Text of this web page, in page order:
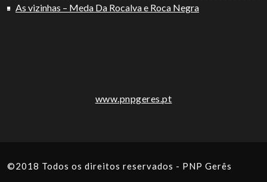
As vizinhas – Meda Da Rocalva e Roca Negra
www.pnpgeres.pt
©2018 Todos os direitos reservados - PNP Gerês